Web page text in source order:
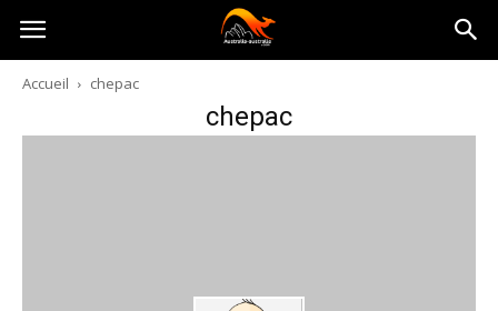
Australia-
australie.com
Accueil chepac
chepac